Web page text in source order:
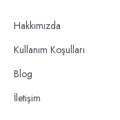
Hakkımızda
Kullanım Koşulları
Blog
İletişim